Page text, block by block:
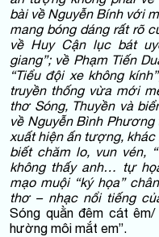
bài về Nguyễn Bính với
mang bóng dáng rất rõ
về Huy Cận lục bát
giang”; về Phạm Tiến
“Tiểu đội xe không kính”
truyền thống vừa mới
thơ Sóng, Thuyền và
về Nguyễn Bình
xuất hiện ấn tượng,
biết chăm lo, vun vén,
không thấy anh… tự
mạo muội “ký họa”
thơ – nhạc nổi tiếng
Sóng quằn đêm cát
hường môi mắt em”.